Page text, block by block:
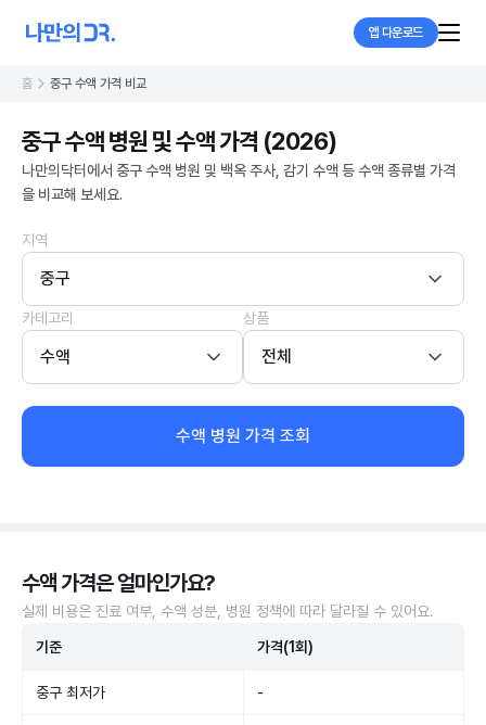
앱 다운로드
홈 중구 수액 가격 비교
중구 수액 병원 및 수액 가격 (2026)
나만의닥터에서 중구 수액 병원 및 백옥 주사, 감기 수액 등 수액 종류별 가격
을 비교해 보세요.
지역
중구
카테고리
수액
상품
전체
수액 병원 가격 조회
수액 가격은 얼마인가요?
실제 비용은 진료 여부, 수액 성분, 병원 정책에 따라 달라질 수 있어요.
기준 가격(1회)
중구 최저가 -